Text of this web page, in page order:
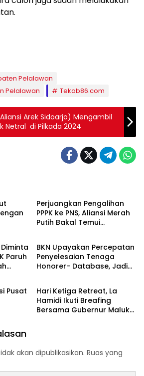
Pelalawan
Pelalawan
Tekab86.com
Arek Sidoarjo) Mengambil
Netral di Pilkada 2024
Perjuangkan Pengalihan
PPPK ke PNS, Aliansi Merah
Putih Bakal Temui
Paruh
Berita
BKN Upayakan Percepatan
Penyelesaian Tenaga
Honorer- Database, Jadi
Pusat
Berita
Hari Ketiga Retreat, La
Hamidi Ikuti Breafing
Bersama Gubernur Maluku
akan dipublikasikan. Ruas yang